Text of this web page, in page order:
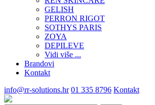
GELISH
PERRON RIGOT
SOTHYS PARIS
ZOYA
DEPILEVE
Vidi više ...
Brandovi
Kontakt
info@rr-solutions.hr 01 335 8796 Kontakt